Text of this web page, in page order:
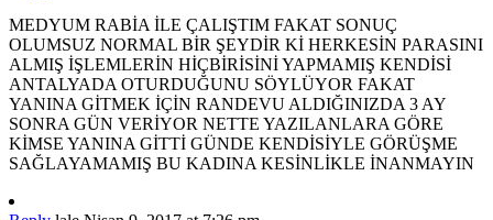
MEDYUM RABİA İLE ÇALIŞTIM FAKAT SONUÇ
OLUMSUZ NORMAL BİR ŞEYDİR Kİ HERKESİN PARASINI
ALMIŞ İŞLEMLERİN HİÇBİRİSİNİ YAPMAMIŞ KENDİSİ
ANTALYADA OTURDUĞUNU SÖYLÜYOR FAKAT
YANINA GİTMEK İÇİN RANDEVU ALDIĞINIZDA 3 AY
SONRA GÜN VERİYOR NETTE YAZILANLARA GÖRE
KİMSE YANINA GİTTİ GÜNDE KENDİSİYLE GÖRÜŞME
SAĞLAYAMAMIŞ BU KADINA KESİNLİKLE İNANMAYIN